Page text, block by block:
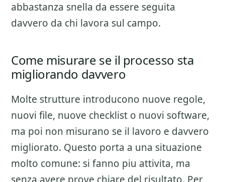
abbastanza snella da essere seguita
davvero da chi lavora sul campo.
Come misurare se il processo sta
migliorando davvero
Molte strutture introducono nuove regole,
nuovi file, nuove checklist o nuovi software,
ma poi non misurano se il lavoro e davvero
migliorato. Questo porta a una situazione
molto comune: si fanno piu attivita, ma